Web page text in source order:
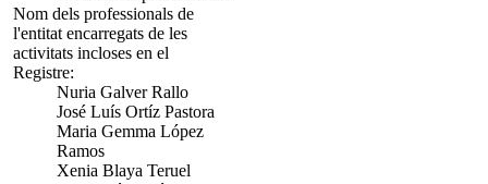
Nom dels professionals de
l'entitat encarregats de les
activitats incloses en el
Registre:
Nuria Galver Rallo
José Luís Ortíz Pastora
Maria Gemma López
Ramos
Xenia Blaya Teruel